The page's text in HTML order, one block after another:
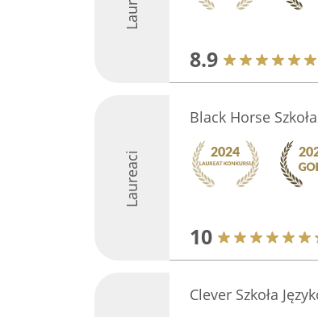
8.9
Laureaci
Black Horse
10
Clever Szkoła